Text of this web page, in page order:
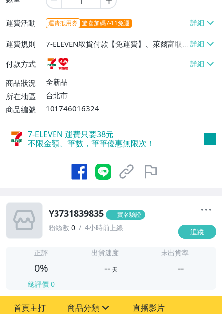
運費活動 運費抵用券 驚喜加碼7-11免運
運費規則
7-ELEVEN取貨付款【免運費】、萊爾富取
貨付款【免運費】
付款方式
商品狀況
全新品
所在地區
台北市
商品編號
101746016324
7-ELEVEN 運費只要38元
不限金額、筆數，筆筆優惠無限次！
Y3731839835 實名驗證
粉絲數 0 4小時前上線 追蹤
正評
0%
總評價 0
出貨速度
-- 天
未出貨率
--
首頁主打 商品分類 直播影片